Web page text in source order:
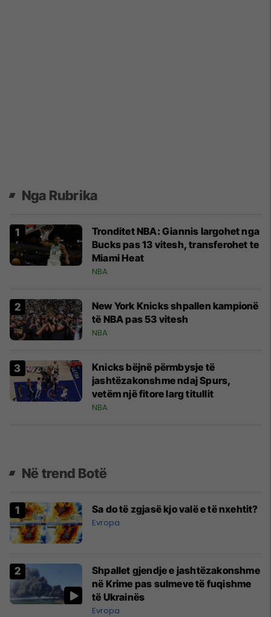
Nga Rubrika
Tronditet NBA: Giannis largohet nga
Bucks pas 13 vitesh, transferohet te
Miami Heat
NBA
New York Knicks shpallen kampionë
të NBA pas 53 vitesh
NBA
Knicks bëjnë përmbysje të
jashtëzakonshme ndaj Spurs,
vetëm një fitore larg titullit
NBA
Në trend Botë
Sa do të zgjasë kjo valë e të nxehtit?
Evropa
Shpallet gjendje e jashtëzakonshme
në Krime pas sulmeve të fuqishme
të Ukrainës
Evropa